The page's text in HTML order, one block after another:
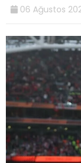
06 Ağustos